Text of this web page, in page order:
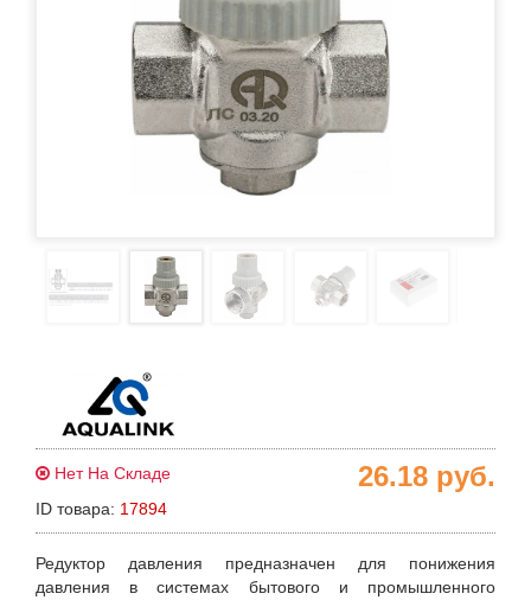
Нет На Складе
ID товара: 17894
26.18 руб.
Редуктор давления предназначен для понижения
давления в системах бытового и промышленного